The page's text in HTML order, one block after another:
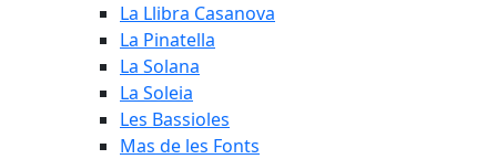
La Llibra Casanova
La Pinatella
La Solana
La Soleia
Les Bassioles
Mas de les Fonts